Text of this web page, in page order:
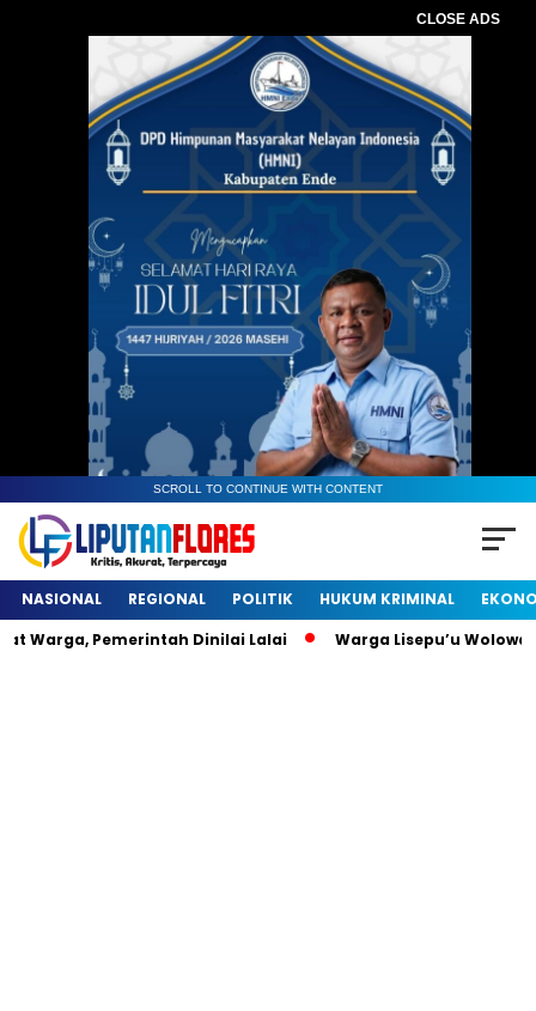
CLOSE ADS
SCROLL TO CONTINUE WITH CONTENT
NASIONAL REGIONAL POLITIK HUKUM KRIMINAL
Warga, Pemerintah Dinilai Lalai
Warga Lisepu’u